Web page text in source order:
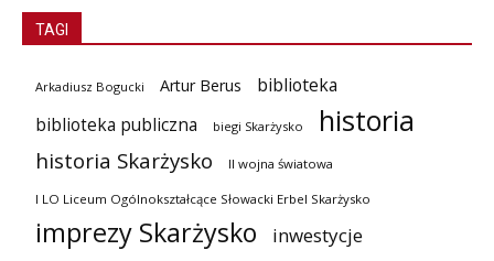
TAGI
Arkadiusz Bogucki Artur Berus
biblioteka
biblioteka publiczna
biegi Skarżysko historia
historia Skarżysko II wojna światowa
I LO Liceum Ogólnokształcące Słowacki Erbel Skarżysko
imprezy Skarżysko inwestycje